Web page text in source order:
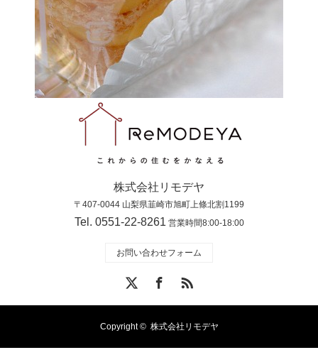
株式会社リモデヤ
〒407-0044 山梨県韮崎市旭町上條北割1199
Tel. 0551-22-8261 営業時間8:00-18:00
お問い合わせフォーム
RSS
Copyright © 株式会社リモデヤ